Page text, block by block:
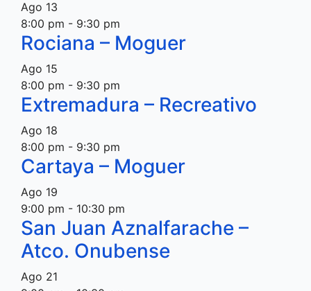
Ago 13
8:00 pm - 9:30 pm
Rociana – Moguer
Ago 15
8:00 pm - 9:30 pm
Extremadura – Recreativo
Ago 18
8:00 pm - 9:30 pm
Cartaya – Moguer
Ago 19
9:00 pm - 10:30 pm
San Juan Aznalfarache –
Atco. Onubense
Ago 21